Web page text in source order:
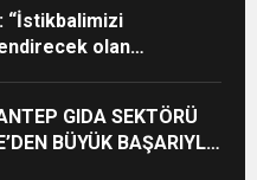
“İstikbalimizi
olan
GIDA SEKTÖRÜ
BÜYÜK BAŞARIYLA